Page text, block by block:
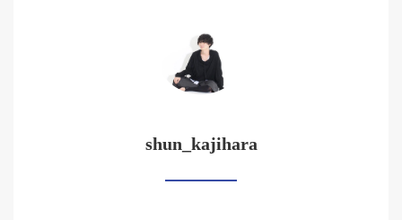
shun_kajihara